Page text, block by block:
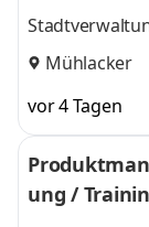
Mühlacker
vor 4 Tagen
ung /